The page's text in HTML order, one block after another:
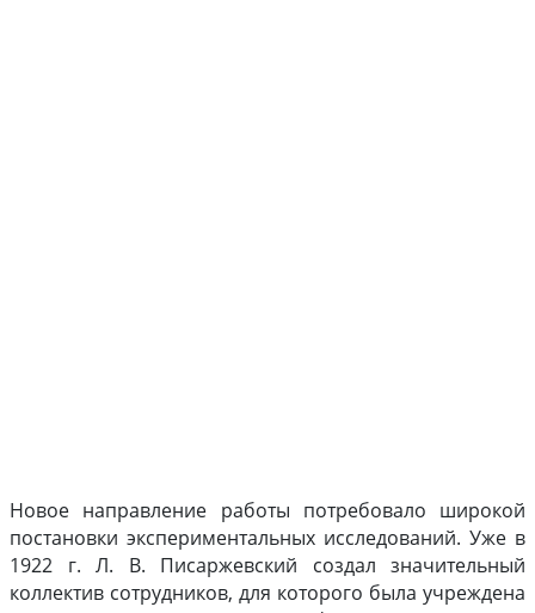
Новое направление работы потребовало широкой
постановки экспериментальных исследований. Уже в
1922 г. Л. В. Писаржевский создал значительный
коллектив сотрудников, для которого была учреждена